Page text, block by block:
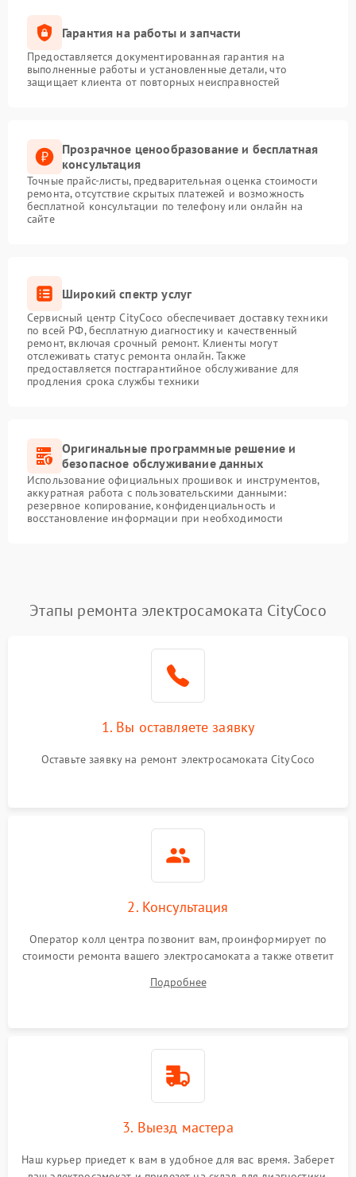
Гарантия на работы и запчасти
Предоставляется документированная гарантия на
выполненные работы и установленные детали, что
защищает клиента от повторных неисправностей
Прозрачное ценообразование и бесплатная
консультация
Точные прайс-листы, предварительная оценка стоимости
ремонта, отсутствие скрытых платежей и возможность
бесплатной консультации по телефону или онлайн на
сайте
Широкий спектр услуг
Сервисный центр CityCoco обеспечивает доставку техники
по всей РФ, бесплатную диагностику и качественный
ремонт, включая срочный ремонт. Клиенты могут
отслеживать статус ремонта онлайн. Также
предоставляется постгарантийное обслуживание для
продления срока службы техники
Оригинальные программные решение и
безопасное обслуживание данных
Использование официальных прошивок и инструментов,
аккуратная работа с пользовательскими данными:
резервное копирование, конфиденциальность и
восстановление информации при необходимости
Этапы ремонта электросамоката CityCoco
1. Вы оставляете заявку
Оставьте заявку на ремонт электросамоката CityCoco
2. Консультация
Оператор колл центра позвонит вам, проинформирует по
стоимости ремонта вашего электросамоката а также ответит
Подробнее
3. Выезд мастера
Наш курьер приедет к вам в удобное для вас время. Заберет